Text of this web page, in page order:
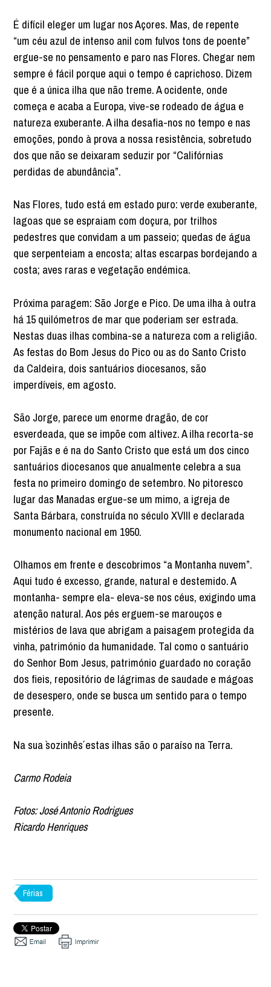
É difícil eleger um lugar nos Açores. Mas, de repente
“um céu azul de intenso anil com fulvos tons de poente”
ergue-se no pensamento e paro nas Flores. Chegar nem
sempre é fácil porque aqui o tempo é caprichoso. Dizem
que é a única ilha que não treme. A ocidente, onde
começa e acaba a Europa, vive-se rodeado de água e
natureza exuberante. A ilha desafia-nos no tempo e nas
emoções, pondo à prova a nossa resistência, sobretudo
dos que não se deixaram seduzir por “Califórnias
perdidas de abundância”.
Nas Flores, tudo está em estado puro: verde exuberante,
lagoas que se espraiam com doçura, por trilhos
pedestres que convidam a um passeio; quedas de água
que serpenteiam a encosta; altas escarpas bordejando a
costa; aves raras e vegetação endémica.
Próxima paragem: São Jorge e Pico. De uma ilha à outra
há 15 quilómetros de mar que poderiam ser estrada.
Nestas duas ilhas combina-se a natureza com a religião.
As festas do Bom Jesus do Pico ou as do Santo Cristo
da Caldeira, dois santuários diocesanos, são
imperdíveis, em agosto.
São Jorge, parece um enorme dragão, de cor
esverdeada, que se impõe com altivez. A ilha recorta-se
por Fajãs e é na do Santo Cristo que está um dos cinco
santuários diocesanos que anualmente celebra a sua
festa no primeiro domingo de setembro. No pitoresco
lugar das Manadas ergue-se um mimo, a igreja de
Santa Bárbara, construída no século XVIII e declarada
monumento nacional em 1950.
Olhamos em frente e descobrimos “a Montanha nuvem”.
Aqui tudo é excesso, grande, natural e destemido. A
montanha- sempre ela- eleva-se nos céus, exigindo uma
atenção natural. Aos pés erguem-se marouços e
mistérios de lava que abrigam a paisagem protegida da
vinha, património da humanidade. Tal como o santuário
do Senhor Bom Jesus, património guardado no coração
dos fieis, repositório de lágrimas de saudade e mágoas
de desespero, onde se busca um sentido para o tempo
presente.
Na sua `sozinhês´ estas ilhas são o paraíso na Terra.
Carmo Rodeia
Fotos: José Antonio Rodrigues
Ricardo Henriques
Férias